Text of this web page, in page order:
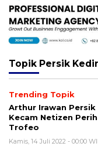
Topik Persik
Trending Topik
Arthur Irawan Persik
Kecam Netizen
Trofeo
Kamis, 14 Juli 2022 - 00:00